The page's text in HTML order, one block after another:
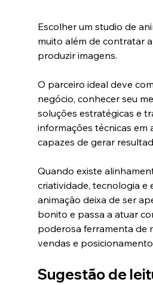
Escolher um studio de
muito além de contratar
produzir imagens.
O parceiro ideal deve
negócio, conhecer seu
soluções estratégicas e
informações técnicas em
capazes de gerar
Quando existe
criatividade, tecnologia e
animação deixa de ser
bonito e passa a atuar
poderosa ferramenta de
vendas e
Sugestão de